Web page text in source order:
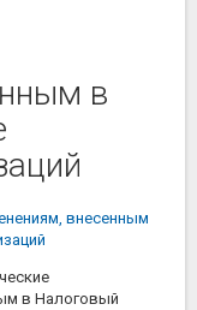
в
в Налоговый